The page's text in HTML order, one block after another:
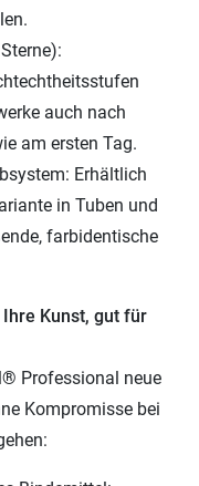
auch nach
am ersten Tag.
Erhältlich
in Tuben und
farbidentische
Kunst, gut für
Professional neue
Kompromisse bei